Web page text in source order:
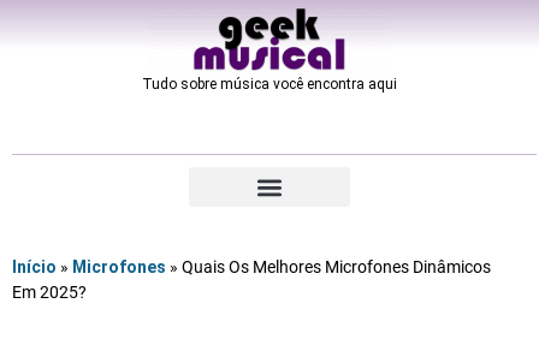
Tudo sobre música você encontra aqui​
Início » Microfones » Quais Os Melhores Microfones Dinâmicos
Em 2025?